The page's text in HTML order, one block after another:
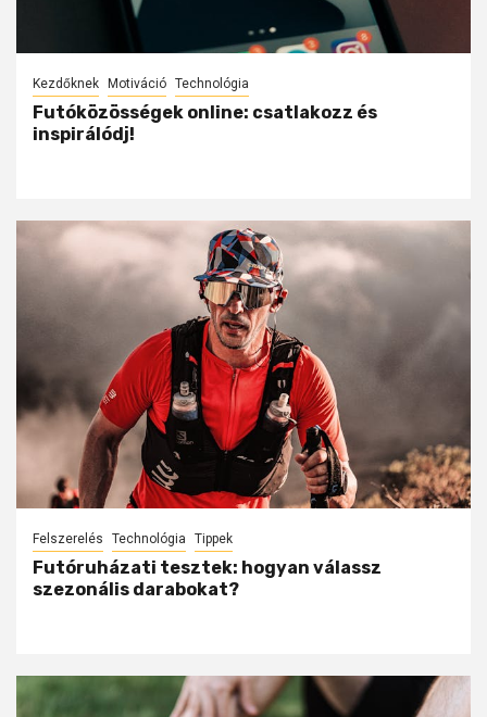
Kezdőknek Motiváció Technológia
Futóközösségek online: csatlakozz és
inspirálódj!
Felszerelés Technológia Tippek
Futóruházati tesztek: hogyan válassz
szezonális darabokat?